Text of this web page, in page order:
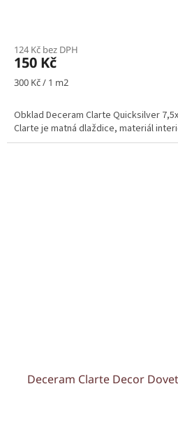
124 Kč bez DPH
150 Kč
Měrná
300 Kč / 1 m2
Obklad Deceram Clarte Quicksilver
Clarte je matná dlaždice, materiál
Deceram Clarte Decor